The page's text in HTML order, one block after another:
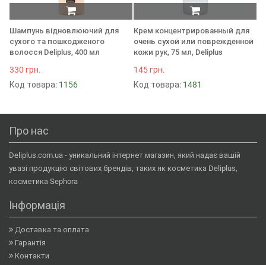
Шампунь відновлюючий для
сухого та пошкодженого
волосся Deliplus, 400 мл
330 грн.
Код товара: 1156
Крем концентрированный для
очень сухой или поврежденной
кожи рук, 75 мл, Deliplus
145 грн.
Код товара: 1481
Про нас
Deliplus.com.ua - уникальний інтернет магазин, який надає вашій
увазі продукцію світових брендів, таких як косметика Deliplus,
косметика Sephora
Інформація
Доставка та оплата
Гарантія
Контакти